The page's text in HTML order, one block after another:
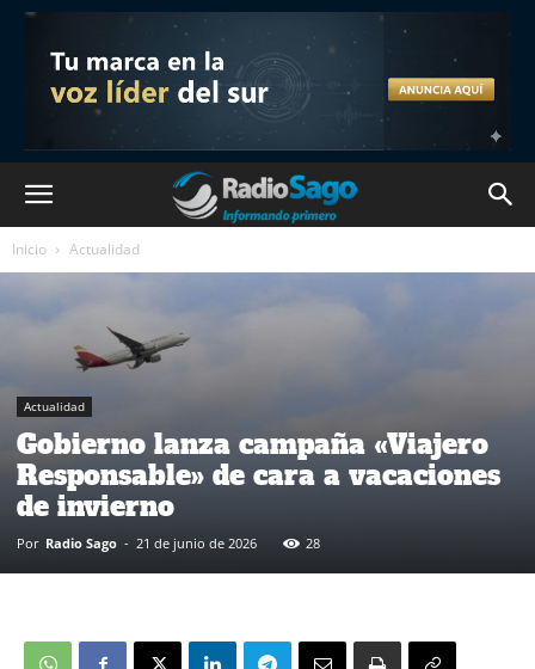
Inicio Actualidad
Actualidad
Gobierno lanza campaña «Viajero
Responsable» de cara a vacaciones
de invierno
Por Radio Sago - 21 de junio de 2026 28